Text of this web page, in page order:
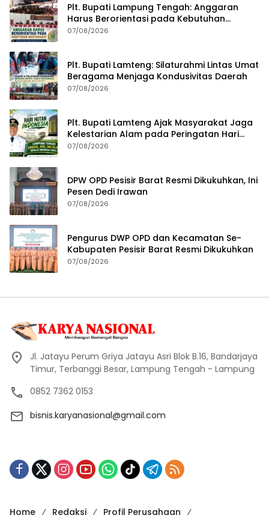
Plt. Bupati Lampung Tengah: Anggaran
Harus Berorientasi pada Kebutuhan
Masyarakat
07/08/2026
Plt. Bupati Lamteng: Silaturahmi Lintas Umat
Beragama Menjaga Kondusivitas Daerah
07/08/2026
Plt. Bupati Lamteng Ajak Masyarakat Jaga
Kelestarian Alam pada Peringatan Hari
Hutan Indonesia 2026
07/08/2026
DPW OPD Pesisir Barat Resmi Dikukuhkan, Ini
Pesen Dedi Irawan
07/08/2026
Pengurus DWP OPD dan Kecamatan Se-
Kabupaten Pesisir Barat Resmi Dikukuhkan
07/08/2026
Jl. Jatayu Perum Griya Jatayu Asri Blok B.16, Bandarjaya
Timur, Terbanggi Besar, Lampung Tengah - Lampung
0852 7362 0153
bisnis.karyanasional@gmail.com
Home Redaksi Profil Perusahaan